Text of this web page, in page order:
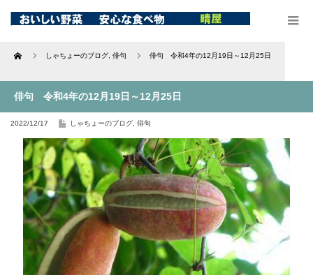
Home しゃちょーのブログ 俳句 俳句 令和4年の12月19日～12月25日
俳句 令和4年の12月19日～12月25日
2022/12/17 しゃちょーのブログ 俳句